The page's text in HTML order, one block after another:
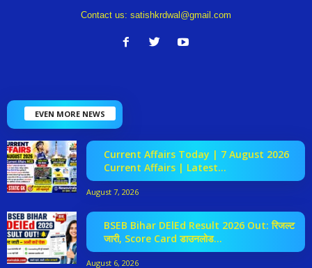
Contact us: satishkrdwal@gmail.com
EVEN MORE NEWS
Current Affairs Today | 7 August 2026
Current Affairs | Latest...
August 7, 2026
BSEB Bihar DElEd Result 2026 Out: रिजल्ट
जारी, Score Card डाउनलोड...
August 6, 2026